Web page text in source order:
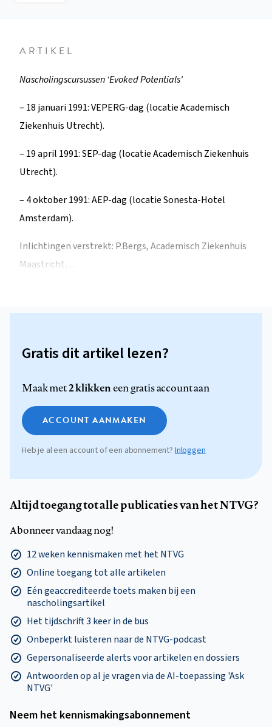
ARTIKEL
Nascholingscursussen ‘Evoked Potentials’
– 18 januari 1991: VEPERG-dag (locatie Academisch
Ziekenhuis Utrecht).
– 19 april 1991: SEP-dag (locatie Academisch Ziekenhuis
Utrecht).
– 4 oktober 1991: AEP-dag (locatie Sonesta-Hotel
Amsterdam).
Inlichtingen verstrekt: P.Bergs, Academisch Ziekenhuis
Maastricht…
Gratis dit artikel lezen?
Maak met2 klikkeneen gratis account aan
ACCOUNT AANMAKEN
Heb je al een account of een abonnement? Inloggen
Altijd toegang tot alle publicaties van het NTVG?
Abonneer vandaag nog!
12 weken kennismaken met het NTVG
Online toegang tot alle artikelen
Eén geaccrediteerde toets maken bij een
nascholingsartikel
Het tijdschrift 3 keer in de bus
Onbeperkt luisteren naar de NTVG-podcast
Gepersonaliseerde alerts voor artikelen en dossiers
Antwoorden op al je vragen via de AI-toepassing 'Ask
NTVG'
Neem het kennismakings­abonnement